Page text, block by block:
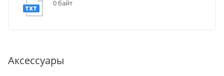
0 байт
Аксессуары